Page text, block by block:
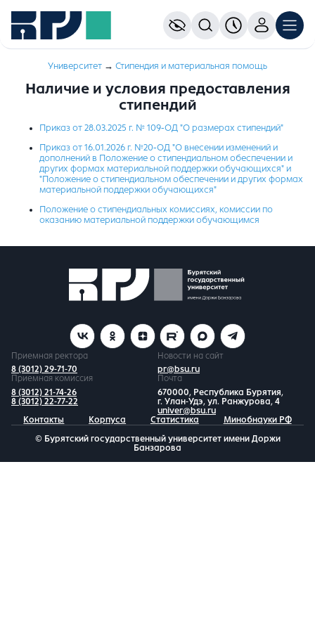
Университет → Стипендия и материальная помощь
Наличие и условия предоставления
стипендий
Приказ от 28.03.2025 г. № 109-ОД "О размерах стипендий"
Приказ от 16.01.2026 г. №20-ОД "О внесении изменений и
дополнений в Положение о стипендиальном обеспечении и
других формах материальной поддержки обучающихся" и
"Положение о стипендиальном обеспечении и других формах
материальной поддержки обучающихся"
Положение о стипендиальных комиссиях, комиссии по
оказанию материальной поддержки обучающимся
Приемная ректора
8 (3012) 29-71-70
Новости на сайт
pr@bsu.ru
Приемная комиссия
8 (3012) 21-74-26
8 (3012) 22-77-22
Почта
670000, Республика Бурятия,
г. Улан-Удэ, ул. Ранжурова, 4
univer@bsu.ru
Контакты
Корпуса Статистика Минобнауки РФ
© Бурятский государственный университет имени Доржи
Банзарова